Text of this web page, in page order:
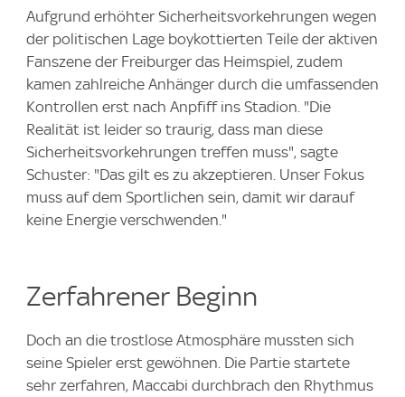
Aufgrund erhöhter Sicherheitsvorkehrungen wegen
der politischen Lage boykottierten Teile der aktiven
Fanszene der Freiburger das Heimspiel, zudem
kamen zahlreiche Anhänger durch die umfassenden
Kontrollen erst nach Anpfiff ins Stadion. "Die
Realität ist leider so traurig, dass man diese
Sicherheitsvorkehrungen treffen muss", sagte
Schuster: "Das gilt es zu akzeptieren. Unser Fokus
muss auf dem Sportlichen sein, damit wir darauf
keine Energie verschwenden."
Zerfahrener Beginn
Doch an die trostlose Atmosphäre mussten sich
seine Spieler erst gewöhnen. Die Partie startete
sehr zerfahren, Maccabi durchbrach den Rhythmus